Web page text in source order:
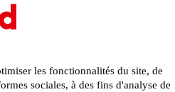
les fonctionnalités du site, de
sociales, à des fins d'analyse de